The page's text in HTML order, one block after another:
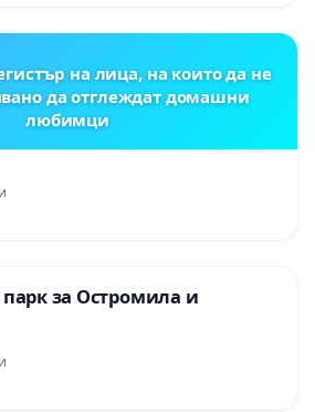
на лица, на които да не
да отглеждат домашни
любимци
за Остромила и